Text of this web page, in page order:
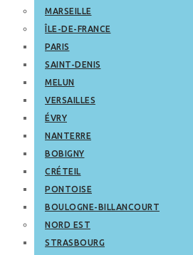
MARSEILLE
ÎLE-DE-FRANCE
PARIS
SAINT-DENIS
MELUN
VERSAILLES
ÉVRY
NANTERRE
BOBIGNY
CRÉTEIL
PONTOISE
BOULOGNE-BILLANCOURT
NORD EST
STRASBOURG